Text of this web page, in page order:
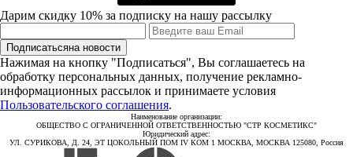
Дарим скидку 10% за подписку на нашу рассылку
Подписатьсяна новости
Нажимая на кнопку "Подписаться", Вы соглашаетесь на
обработку персональных данных, получение рекламно-
информационных рассылок и принимаете условия
Пользовательского соглашения.
Наименование организации:
ОБЩЕСТВО С ОГРАНИЧЕННОЙ ОТВЕТСТВЕННОСТЬЮ "СТР КОСМЕТИКС"
Юридический адрес:
УЛ. СУРИКОВА, Д. 24, ЭТ ЦОКОЛЬНЫЙ ПОМ IV КОМ 1 МОСКВА, МОСКВА 125080, Россия